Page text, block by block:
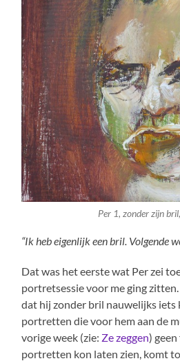
Per 1, zonder zijn
“Ik heb eigenlijk een bril. Volgende
Dat was het eerste wat Per zei
portretsessie voor me ging
dat hij zonder bril nauwelijks iets
portretten die voor hem aan de
vorige week (zie: Ze zeggen) geen
portretten kon laten zien, komt